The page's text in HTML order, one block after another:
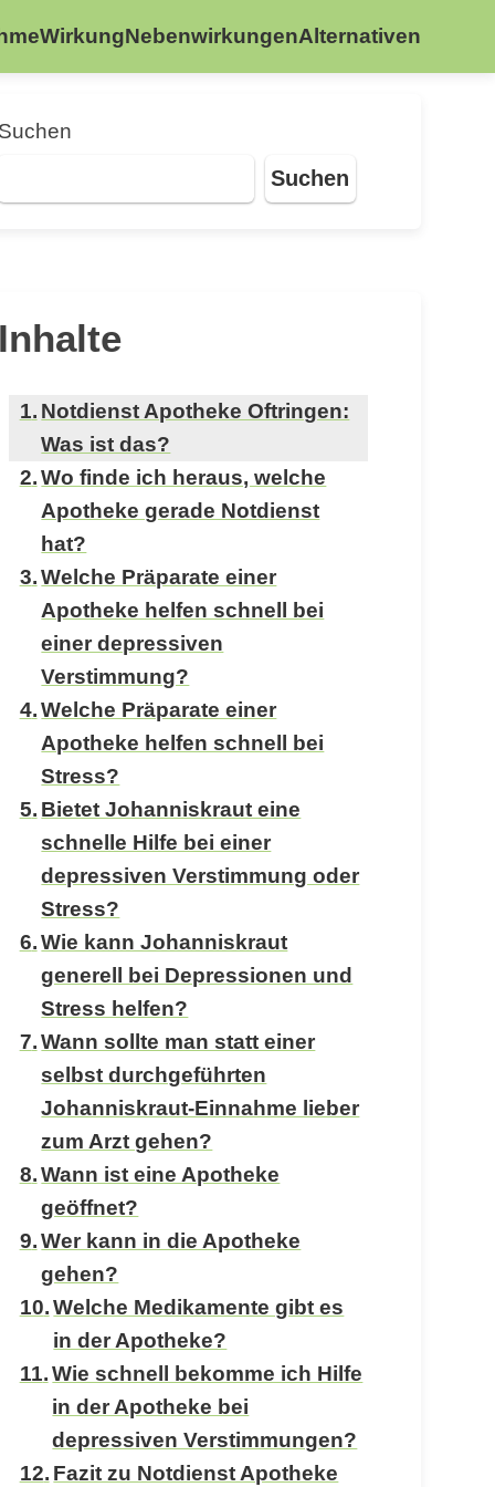
WirkungNebenwirkungenAlternativen
Suchen
Suchen
Inhalte
Notdienst Apotheke Oftringen:
Was ist das?
Wo finde ich heraus, welche
Apotheke gerade Notdienst
hat?
Welche Präparate einer
Apotheke helfen schnell bei
einer depressiven
Verstimmung?
Welche Präparate einer
Apotheke helfen schnell bei
Stress?
Bietet Johanniskraut eine
schnelle Hilfe bei einer
depressiven Verstimmung oder
Stress?
Wie kann Johanniskraut
generell bei Depressionen und
Stress helfen?
Wann sollte man statt einer
selbst durchgeführten
Johanniskraut-Einnahme lieber
zum Arzt gehen?
Wann ist eine Apotheke
geöffnet?
Wer kann in die Apotheke
gehen?
Welche Medikamente gibt es
in der Apotheke?
Wie schnell bekomme ich Hilfe
in der Apotheke bei
depressiven Verstimmungen?
Fazit zu Notdienst Apotheke